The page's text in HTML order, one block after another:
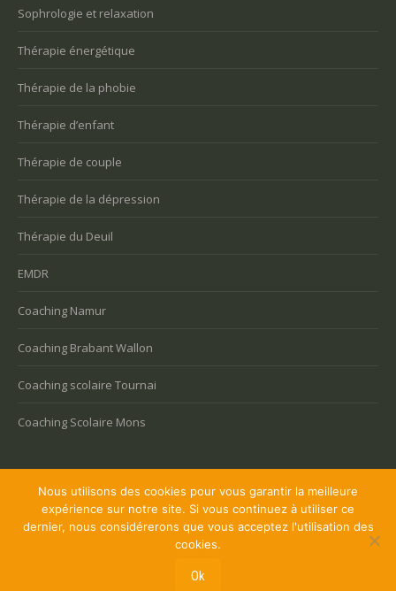
Sophrologie et relaxation
Thérapie énergétique
Thérapie de la phobie
Thérapie d’enfant
Thérapie de couple
Thérapie de la dépression
Thérapie du Deuil
EMDR
Coaching Namur
Coaching Brabant Wallon
Coaching scolaire Tournai
Coaching Scolaire Mons
Copyright © 2026 Coaching Bruxelles, tous droits réservés.
Privium – Des services qui soutiennent vos soins. Pour
RGPD - Politique de Protection de la Vie Privée
Nous utilisons des cookies pour vous garantir la meilleure
expérience sur notre site. Si vous continuez à utiliser ce
dernier, nous considérerons que vous acceptez l'utilisation des
cookies.
Ok